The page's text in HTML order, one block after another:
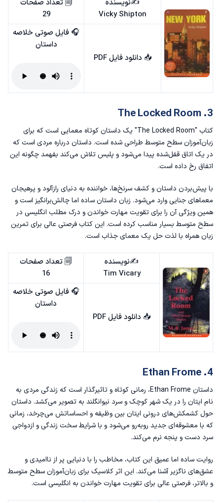
✍️نویسنده
Vicky Shipton
🗐 تعداد صفحات
29
📥 دانلود فایل PDF
🎧 فایل صوتی خلاصه
داستان
3. The Locked Room
کتاب "The Locked Room" یک داستان کوتاه معمایی است که برای
زبان‌آموزان سطح متوسط طراحی شده است. داستان درباره‌ مردی است که
در یک اتاق قفل‌شده پیدا می‌شود و پلیس تلاش می‌کند بفهمد چگونه این
اتفاق رخ داده است.
با پیش‌بردن داستان و کشف سرنخ‌ها، خواننده به دنیای رازآلود و پرهیجان
معماهای جنایی وارد می‌شود. زبان داستان ساده اما چالش‌برانگیز است و
همین ویژگی آن را برای تقویت مهارت خواندن و درک مطلب انگلیسی در
سطح متوسط بسیار مناسب کرده است. این کتاب فرصتی عالی برای تمرین
زبان همراه با لذت حل یک معمای جذاب است.
✍️نویسنده
Tim Vicary
🗐 تعداد صفحات
16
📥 دانلود فایل PDF
🎧 فایل صوتی خلاصه
داستان
4. Ethan Frome
داستان Ethan Frome، رمانی کوتاه و تاثیرگذار است که زندگی مردی به
نام ایتان را در یک شهر کوچک و سرد نیوانگلند به تصویر می‌کشد. داستان
حول کشمکش‌های درونی ایتان بین وظیفه و احساساتش می‌چرخد، زمانی
که با معشوقه‌ای جدید روبه‌رو می‌شود و با شرایط سخت زندگی و ازدواجی
سرد دست و پنجه نرم می‌کند.
روایت ساده اما عمیق این کتاب، مخاطب را با دنیایی پر از ناامیدی و
عشق‌های ناگزیر آشنا می‌کند. این اثر کلاسیک برای زبان‌آموزان سطح متوسط
و بالاتر، فرصتی عالی برای تقویت مهارت خواندن به انگلیسی است.